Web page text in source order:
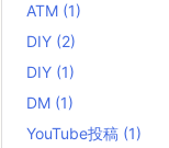
ATM (1)
DIY (2)
DIY (1)
DM (1)
YouTube投稿 (1)